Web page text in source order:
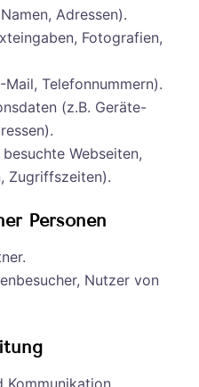
Adressen).
Fotografien,
Telefonnummern).
(z.B. Geräte-
Webseiten,
Zugriffszeiten).
Personen
Nutzer von
Kommunikation.